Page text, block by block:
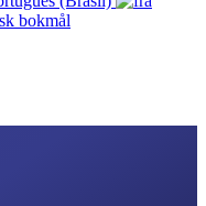
bokmål